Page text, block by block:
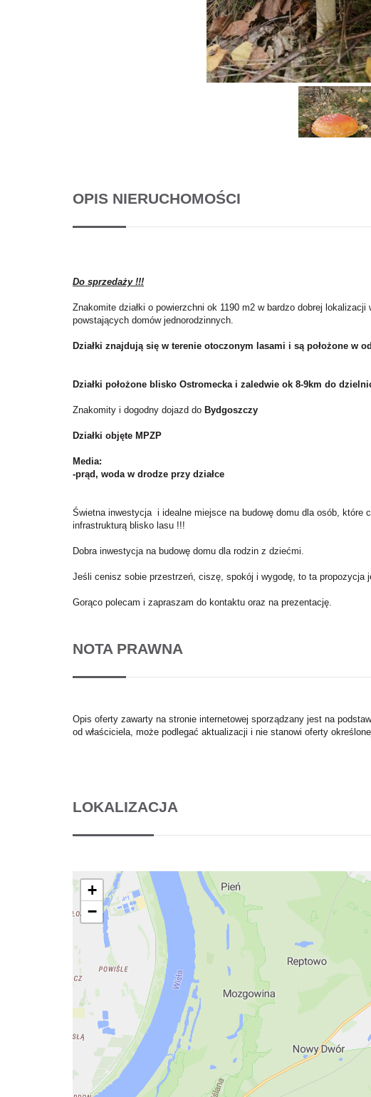
OPIS NIERUCHOMOŚCI
Do sprzedaży !!!
Znakomite działki o powierzchni ok 1190 m2 w bardzo dobrej
powstających domów jednorodzinnych.
Działki znajdują się w terenie otoczonym lasami i są położone w
Działki położone blisko Ostromecka i zaledwie ok 8-9km do
Znakomity i dogodny dojazd do Bydgoszczy
Działki objęte MPZP
Media:
-prąd, woda w drodze przy działce
Świetna inwestycja i idealne miejsce na budowę domu dla osób,
infrastrukturą blisko lasu !!!
Dobra inwestycja na budowę domu dla rodzin z dziećmi.
Jeśli cenisz sobie przestrzeń, ciszę, spokój i wygodę, to ta propozycja
Gorąco polecam i zapraszam do kontaktu oraz na prezentację.
NOTA PRAWNA
Opis oferty zawarty na stronie internetowej sporządzany jest na
od właściciela, może podlegać aktualizacji i nie stanowi oferty
LOKALIZACJA
+
−